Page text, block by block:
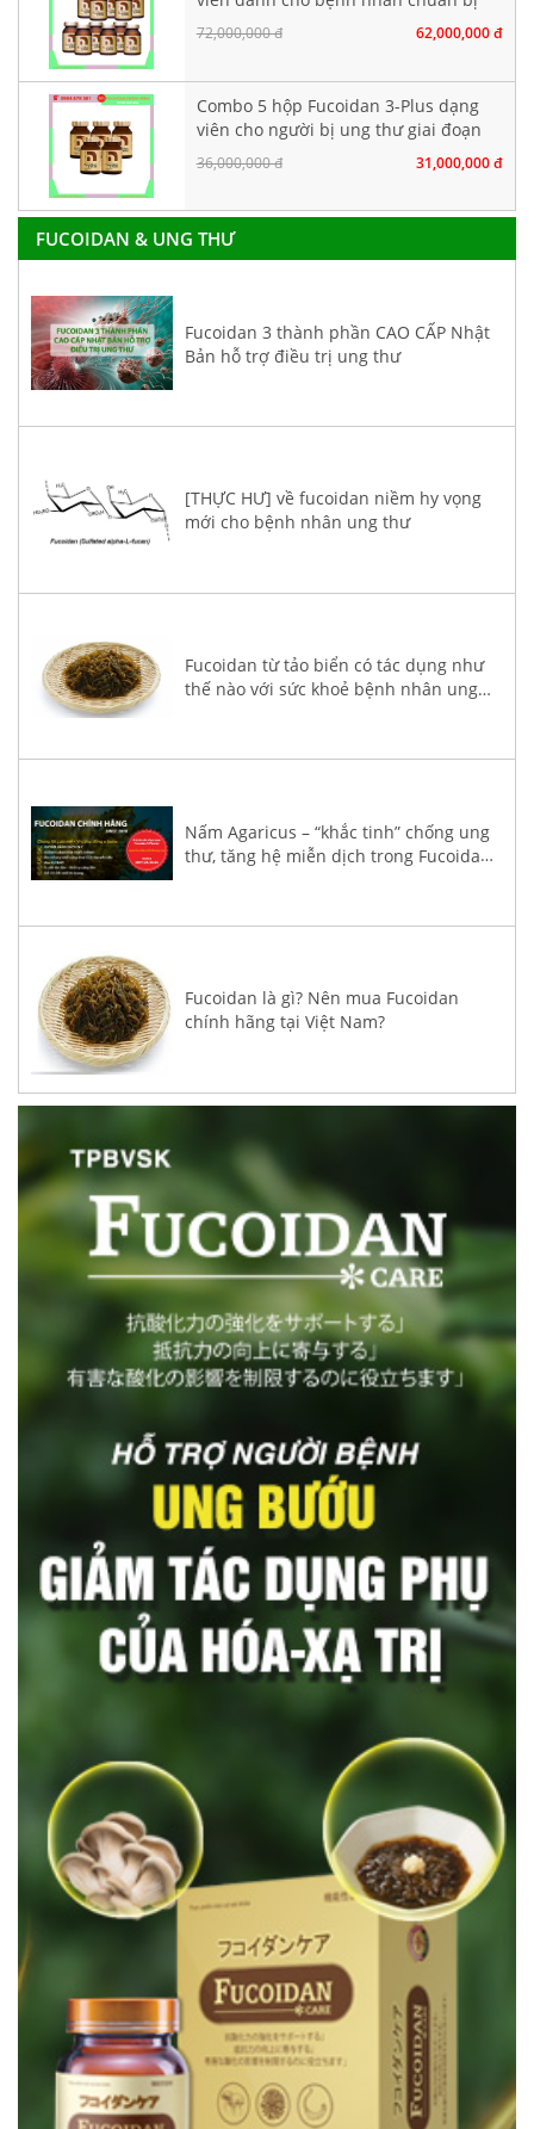
hoá xạ trị
72,000,000 đ 62,000,000 đ
Combo 5 hộp Fucoidan 3-Plus dạng
viên cho người bị ung thư giai đoạn
đầu
36,000,000 đ 31,000,000 đ
FUCOIDAN & UNG THƯ
Fucoidan 3 thành phần CAO CẤP Nhật
Bản hỗ trợ điều trị ung thư
[THỰC HƯ] về fucoidan niềm hy vọng
mới cho bệnh nhân ung thư
Fucoidan từ tảo biển có tác dụng như
thế nào với sức khoẻ bệnh nhân ung
Nấm Agaricus – “khắc tinh” chống ung
thư, tăng hệ miễn dịch trong Fucoidan
Fucoidan là gì? Nên mua Fucoidan
chính hãng tại Việt Nam?